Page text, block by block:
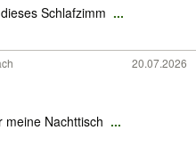
Schlafzimm ...
20.07.2026
meine Nachttisch ...